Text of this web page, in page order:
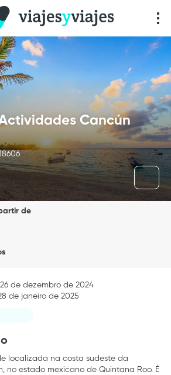
Cancún
de
de dezembro de 2024
de janeiro de 2025
localizada na costa sudeste da
no estado mexicano de Quintana Roo. É